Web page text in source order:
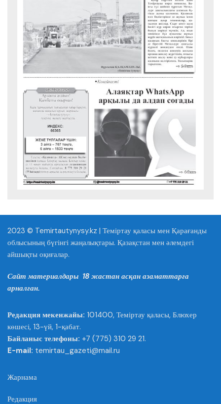
2023 © Temirtautynysy.kz | Теміртау қаласы мен Қарағанды
облысының бүгінгі жаңалықтары. Қазақстан мен әлемдегі
айшықты оқиғалар.
Сайт материалдары 18 жастан асқан азаматтарға
арналған.
Редакция мекенжайы: 101400, Теміртау қаласы, Блюхер
көшесі, 13-үй, 1-қабат.
Байланыс телефоны: +7 (775) 310 29 21.
E-mail: temirtau_gazeti@mail.ru
Жарнама
Редакция